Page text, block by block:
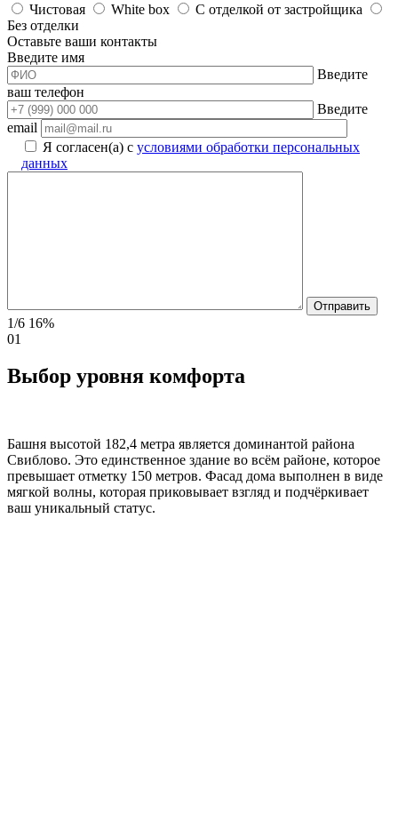
Чистовая
White box
С отделкой от застройщика
Без отделки
Оставьте ваши контакты
Введите имя
Введите
ваш телефон
Введите
email
Я согласен(а) с условиями обработки персональных
данных
1/6 16%
01
Выбор уровня комфорта
Башня высотой 182,4 метра является доминантой района
Свиблово. Это единственное здание во всём районе, которое
превышает отметку 150 метров. Фасад дома выполнен в виде
мягкой волны, которая приковывает взгляд и подчёркивает
ваш уникальный статус.